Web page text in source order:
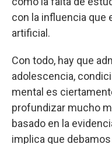
con la influencia que
artificial.
Con todo, hay que
adolescencia,
mental es
profundizar mucho
basado en la
implica que